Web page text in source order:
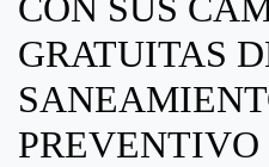
GRATUITAS
PREVENTIVO